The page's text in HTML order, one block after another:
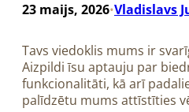
23 maijs, 2026•Vladislavs
Tavs viedoklis mums ir
Aizpildi īsu aptauju par
funkcionalitāti, kā arī
palīdzētu mums attīstīties